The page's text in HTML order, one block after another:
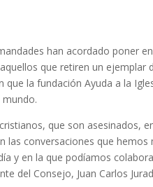
han acordado poner
que retiren un ejemplar
la fundación Ayuda a la
que son asesinados,
las conversaciones que
y en la que podíamos
del Consejo, Juan Carlos